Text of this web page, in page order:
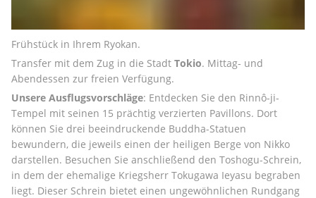
Frühstück in Ihrem Ryokan.
Transfer mit dem Zug in die Stadt Tokio. Mittag- und
Abendessen zur freien Verfügung.
Unsere Ausflugsvorschläge: Entdecken Sie den Rinnô-ji-
Tempel mit seinen 15 prächtig verzierten Pavillons. Dort
können Sie drei beeindruckende Buddha-Statuen
bewundern, die jeweils einen der heiligen Berge von Nikko
darstellen. Besuchen Sie anschließend den Toshogu-Schrein,
in dem der ehemalige Kriegsherr Tokugawa Ieyasu begraben
liegt. Dieser Schrein bietet einen ungewöhnlichen Rundgang